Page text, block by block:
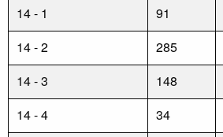
14 - 1
91
14 - 2
285
14 - 3
148
14 - 4
34